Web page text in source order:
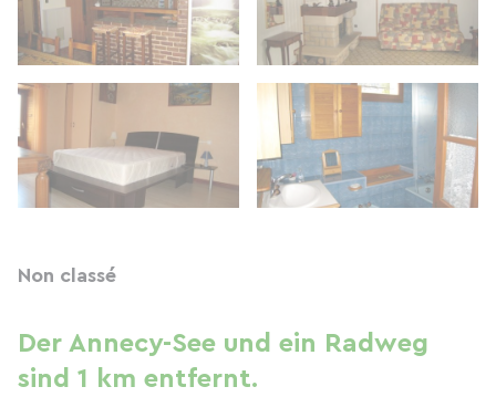
Non classé
Der Annecy-See und ein Radweg
sind 1 km entfernt.